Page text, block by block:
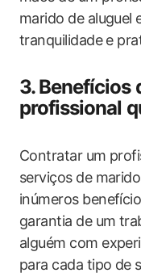
marido de aluguel
tranquilidade e
3. Benefícios
profissional
Contratar um
serviços de
inúmeros
garantia de um
alguém com
para cada tipo de